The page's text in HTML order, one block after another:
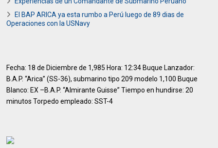
El BAP ARICA ya esta rumbo a Perú luego de 89 dias de
Operaciones con la USNavy
Fecha: 18 de Diciembre de 1,985 Hora: 12:34 Buque Lanzador:
B.A.P. “Arica” (SS-36), submarino tipo 209 modelo 1,100 Buque
Blanco: EX –B.A.P. “Almirante Guisse” Tiempo en hundirse: 20
minutos Torpedo empleado: SST-4